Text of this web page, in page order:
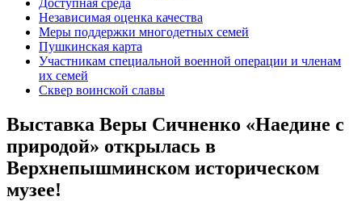
Доступная среда
Независимая оценка качества
Меры поддержки многодетных семей
Пушкинская карта
Участникам специальной военной операции и членам
их семей
Сквер воинской славы
Выставка Веры Сичненко «Наедине с
природой» открылась в
Верхнепышминском историческом
музее!